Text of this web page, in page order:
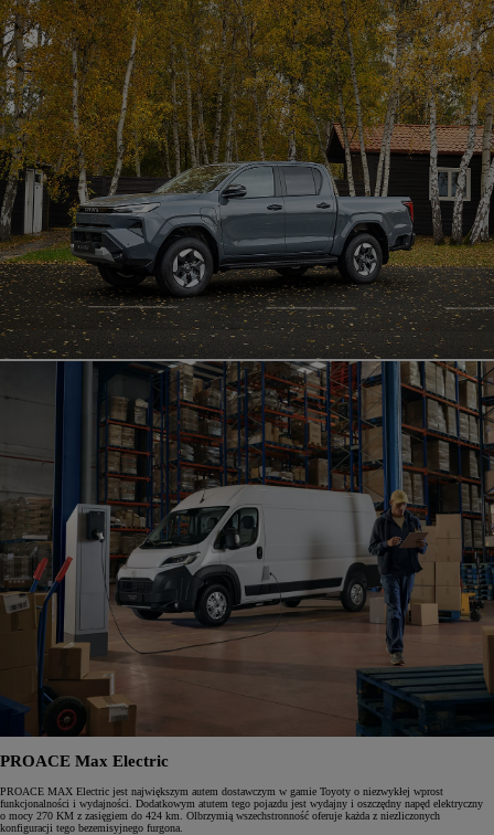
PROACE Max Electric
PROACE MAX Electric jest największym autem dostawczym w gamie Toyoty o niezwykłej wprost
funkcjonalności i wydajności. Dodatkowym atutem tego pojazdu jest wydajny i oszczędny napęd elektryczny
o mocy 270 KM z zasięgiem do 424 km. Olbrzymią wszechstronność oferuje każda z niezliczonych
konfiguracji tego bezemisyjnego furgona.